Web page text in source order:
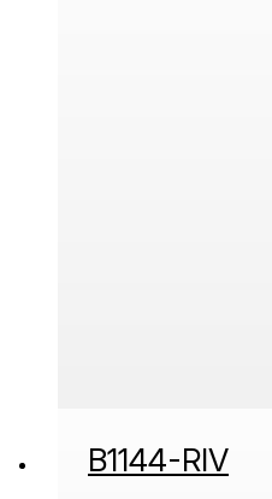
B1144-RIV